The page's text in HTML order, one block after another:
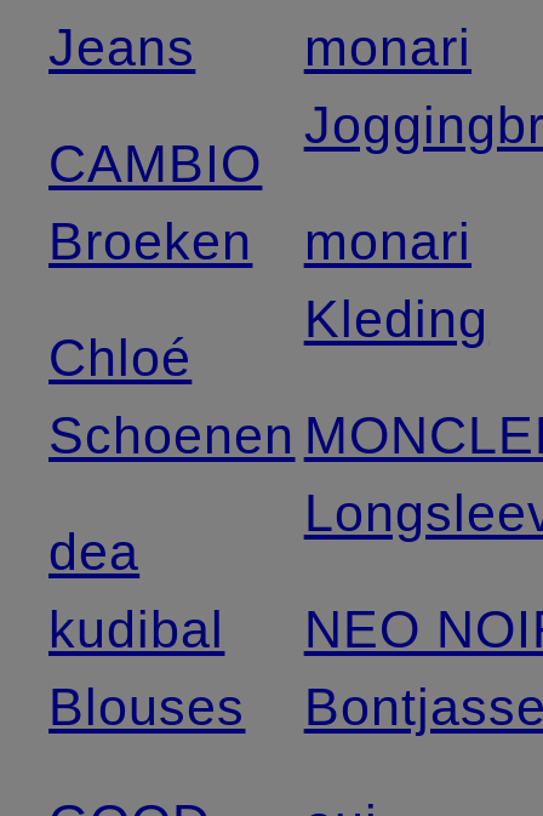
Jeans
CAMBIO
Broeken
Chloé
Schoenen
dea
kudibal
Blouses
monari
monari
Kleding
NEO